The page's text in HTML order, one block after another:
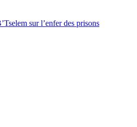
sur l’enfer des prisons